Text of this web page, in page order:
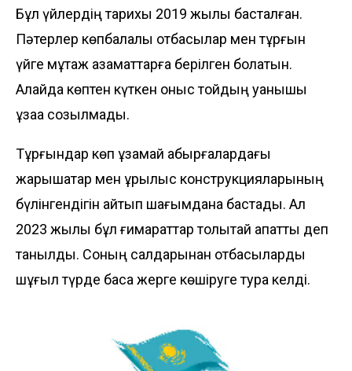
Бұл үйлердің тарихы 2019 жылы басталған.
Пәтерлер көпбалалы отбасылар мен тұрғын
үйге мұқтаж азаматтарға берілген болатын.
Алайда көптен күткен қоныс тойдың қуанышы
ұзаққа созылмады.
Тұрғындар көп ұзамай қабырғалардағы
жарықшақтар мен құрылыс конструкцияларының
бүлінгендігін айтып шағымдана бастады. Ал
2023 жылы бұл ғимараттар толықтай апатты деп
танылды. Соның салдарынан отбасыларды
шұғыл түрде басқа жерге көшіруге тура келді.